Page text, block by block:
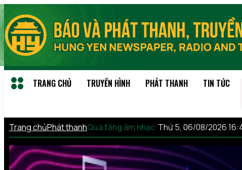
TRANG CHỦ TRUYỀN HÌNH PHÁT THANH TIN TỨC
Trang chủPhát thanhQuà tặng âm nhạc Thứ 5, 06/08/2026